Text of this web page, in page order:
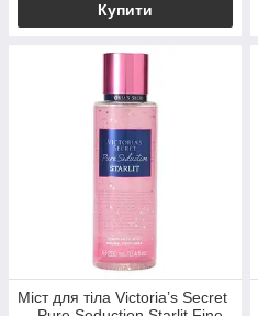
Купити
Міст для тіла Victoria’s Secret